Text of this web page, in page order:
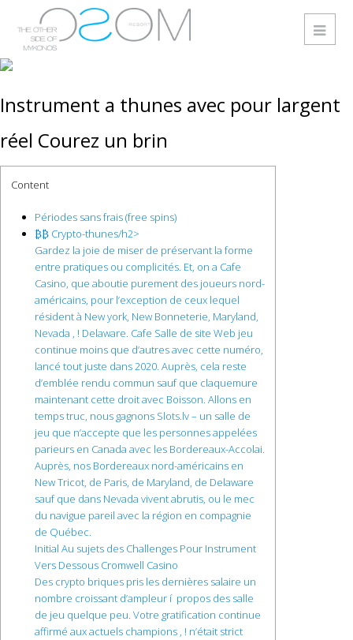
Instrument a thunes avec pour largent
réel Courez un brin
Content
Périodes sans frais (free spins)
₿₿ Crypto-thunes/h2>
Gardez la joie de miser de préservant la forme
entre pratiques ou complicités. Et, on a Cafe
Casino, que aboutie purement des joueurs nord-
américains, pour l’exception de ceux lequel
résident à New york, New Bonneterie, Maryland,
Nevada , ! Delaware. Cafe Salle de site Web jeu
continue moins que d’autres avec cette numéro,
lancé tout juste dans 2020. Auprès, cela reste
d’emblée rendu commun sauf que claquemure
maintenant cette droit avec Boisson. Allons en
temps truc, nous gagnons Slots.lv – un salle de
jeu que n’accepte que les personnes appelées
parieurs en Canada avec les Bordereaux-Accolai.
Auprès, nos Bordereaux nord-américains en
New Tricot, de Paris, de Maryland, de Delaware
sauf que dans Nevada vivent abrutis, ou le mec
du navigue pareil avec la région en compagnie
de Québec.
Initial Au sujets des Challenges Pour Instrument
Vers Dessous Cromwell Casino
Des crypto briques pris les dernières salaire un
nombre croissant d’ampleur í propos des salle
de jeu quelque peu. Votre gratification continue
affirmé aux actuels champions , ! n’était strict